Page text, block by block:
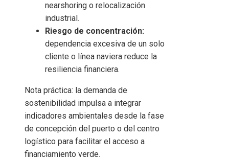
nearshoring o relocalización
industrial.
Riesgo de concentración:
dependencia excesiva de un solo
cliente o línea naviera reduce la
resiliencia financiera.
Nota práctica: la demanda de
sostenibilidad impulsa a integrar
indicadores ambientales desde la fase
de concepción del puerto o del centro
logístico para facilitar el acceso a
financiamiento verde.